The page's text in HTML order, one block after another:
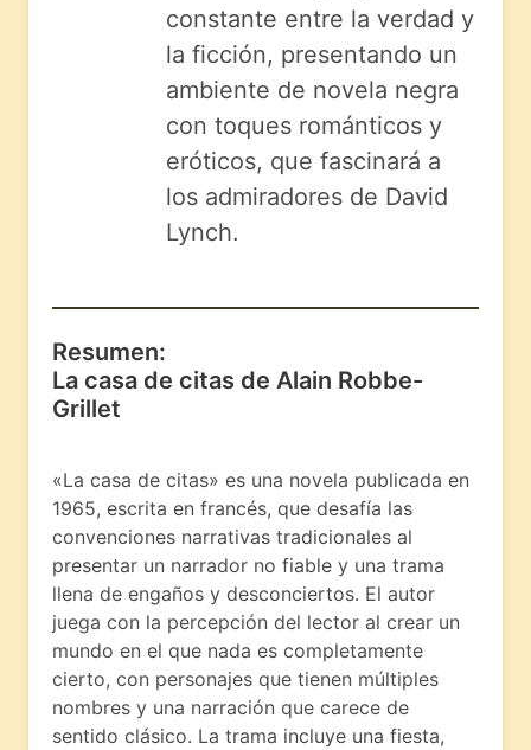
constante entre la verdad y
la ficción, presentando un
ambiente de novela negra
con toques románticos y
eróticos, que fascinará a
los admiradores de David
Lynch.
Resumen:
La casa de citas de Alain Robbe-
Grillet
«La casa de citas» es una novela publicada en
1965, escrita en francés, que desafía las
convenciones narrativas tradicionales al
presentar un narrador no fiable y una trama
llena de engaños y desconciertos. El autor
juega con la percepción del lector al crear un
mundo en el que nada es completamente
cierto, con personajes que tienen múltiples
nombres y una narración que carece de
sentido clásico. La trama incluye una fiesta,